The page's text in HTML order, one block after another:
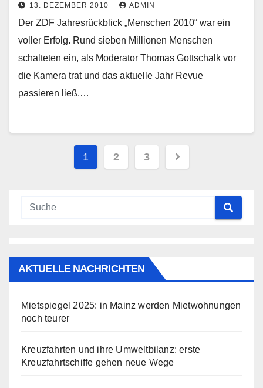
13. DEZEMBER 2010 ADMIN
Der ZDF Jahresrückblick „Menschen 2010“ war ein
voller Erfolg. Rund sieben Millionen Menschen
schalteten ein, als Moderator Thomas Gottschalk vor
die Kamera trat und das aktuelle Jahr Revue
passieren ließ.…
Seitennummerierung
1 2 3
AKTUELLE NACHRICHTEN
Mietspiegel 2025: in Mainz werden Mietwohnungen
noch teurer
Kreuzfahrten und ihre Umweltbilanz: erste
Kreuzfahrtschiffe gehen neue Wege